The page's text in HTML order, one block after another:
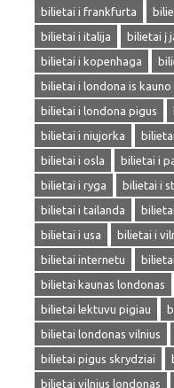
bilietai i frankfurta
bilietai i italija
bilietai į
bilietai i kopenhaga
bilietai i londona is kauno
bilietai i londona pigus
bilietai i niujorka
bilietai i osla
bilietai i
bilietai i ryga
bilietai i
bilietai i tailanda
bilietai i usa
bilietai i
bilietai internetu
bilietai kaunas londonas
bilietai lektuvu pigiau
bilietai londonas vilnius
bilietai pigus skrydziai
bilietai vilnius londonas